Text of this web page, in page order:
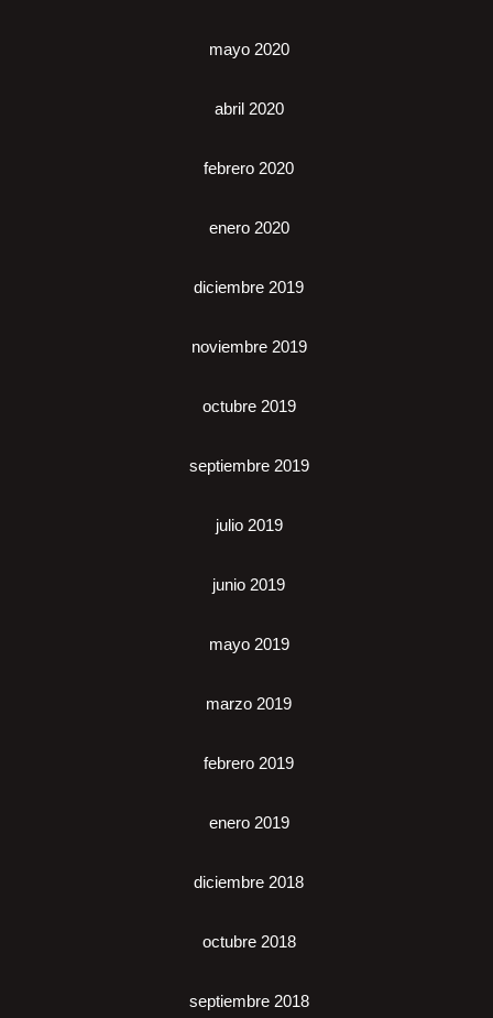
mayo 2020
abril 2020
febrero 2020
enero 2020
diciembre 2019
noviembre 2019
octubre 2019
septiembre 2019
julio 2019
junio 2019
mayo 2019
marzo 2019
febrero 2019
enero 2019
diciembre 2018
octubre 2018
septiembre 2018